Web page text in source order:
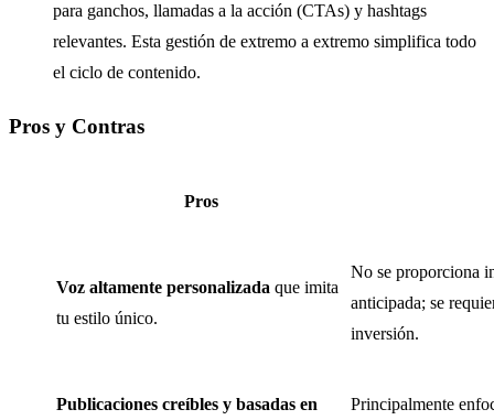
para ganchos, llamadas a la acción (CTAs) y hashtags
relevantes. Esta gestión de extremo a extremo simplifica todo
el ciclo de contenido.
Pros y Contras
Pros
Voz altamente personalizada que imita
tu estilo único.
No se proporciona
anticipada; se
inversión.
Publicaciones creíbles y basadas en
Principalmente